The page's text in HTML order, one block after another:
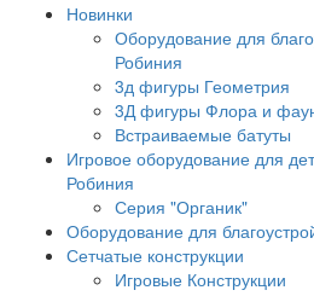
Новинки
Оборудование для
Робиния
3д фигуры Геометрия
3Д фигуры Флора и
Встраиваемые батуты
Игровое оборудование для
Робиния
Серия "Органик"
Оборудование для
Сетчатые конструкции
Игровые Конструкции